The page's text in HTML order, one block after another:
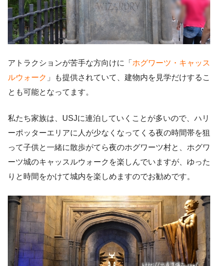
アトラクションが苦手な方向けに「 ホグワーツ・キャッス
ルウォーク 」も提供されていて、建物内を見学だけするこ
とも可能となってます。
私たち家族は、USJに連泊していくことが多いので、ハリ
ーポッターエリアに人が少なくなってくる夜の時間帯を狙
って子供と一緒に散歩がてら夜のホグワーツ村と、ホグワ
ーツ城のキャッスルウォークを楽しんでいますが、ゆった
りと時間をかけて城内を楽しめますのでお勧めです。